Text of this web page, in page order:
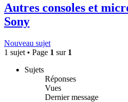
Autres consoles et
Sony
Nouveau sujet
1 sujet • Page 1 sur 1
Sujets
Réponses
Vues
Dernier message